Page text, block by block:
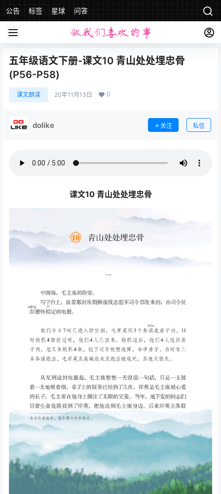
公告 标签 星球 问答
五年级语文下册-课文10 青山处处埋忠骨
(P56-P58)
课文朗读 20年11月13日 0
dolike 关注 私信
课文10 青山处处埋忠骨